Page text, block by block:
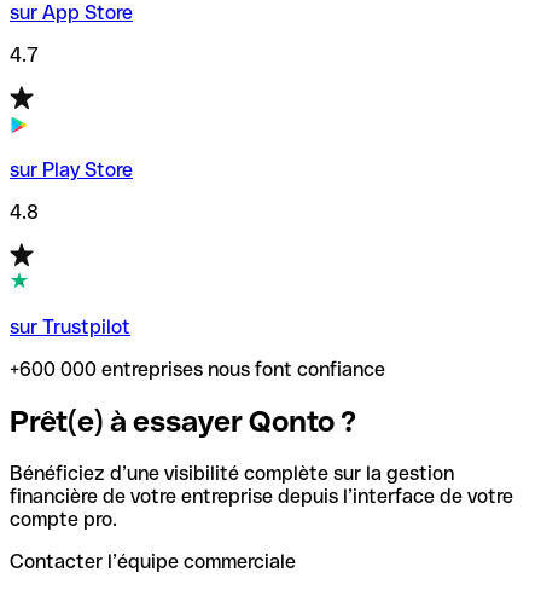
sur App Store
4.7
sur Play Store
4.8
sur Trustpilot
+600 000 entreprises nous font confiance
Prêt(e) à essayer Qonto ?
Bénéficiez d’une visibilité complète sur la gestion
financière de votre entreprise depuis l’interface de votre
compte pro.
Contacter l’équipe commerciale